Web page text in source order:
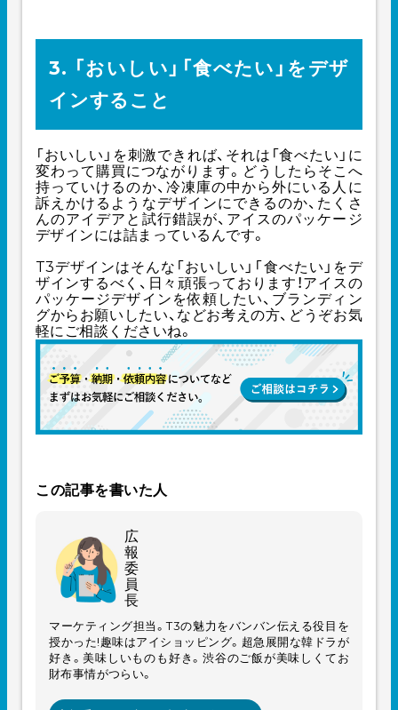
3. 「おいしい」「食べたい」をデザ
インすること
「おいしい」を刺激できれば、それは「食べたい」に
変わって購買につながります。どうしたらそこへ
持っていけるのか、冷凍庫の中から外にいる人に
訴えかけるようなデザインにできるのか、たくさ
んのアイデアと試行錯誤が、アイスのパッケージ
デザインには詰まっているんです。
T3デザインはそんな「おいしい」「食べたい」をデ
ザインするべく、日々頑張っております！アイスの
パッケージデザインを依頼したい、ブランディン
グからお願いしたい、などお考えの方、どうぞお気
軽にご相談くださいね。
この記事を書いた人
広
報
委
員
長
マーケティング担当。T3の魅力をバンバン伝える役目を
授かった!趣味はアイショッピング。超急展開な韓ドラが
好き。美味しいものも好き。渋谷のご飯が美味しくてお
財布事情がつらい。